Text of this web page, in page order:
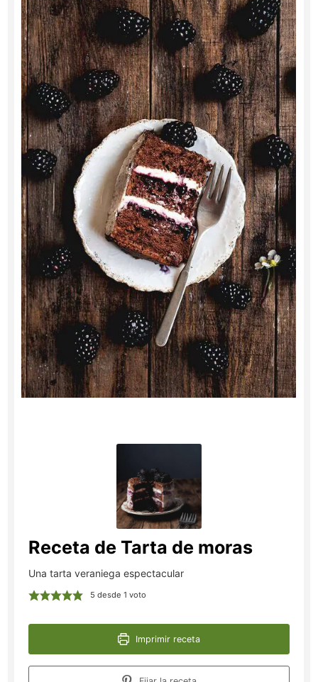
Receta de Tarta de moras
Una tarta veraniega espectacular
5 desde 1 voto
Imprimir receta